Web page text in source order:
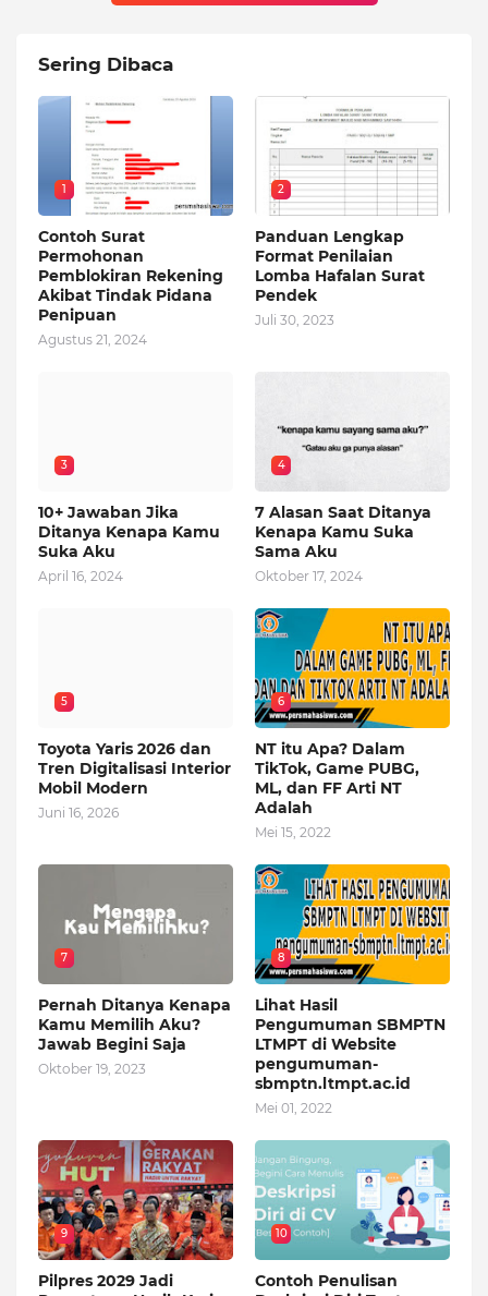
Sering Dibaca
1
Contoh Surat
Permohonan
Pemblokiran Rekening
Akibat Tindak Pidana
Penipuan
Agustus 21, 2024
2
Panduan Lengkap
Format Penilaian
Lomba Hafalan Surat
Pendek
Juli 30, 2023
3
10+ Jawaban Jika
Ditanya Kenapa Kamu
Suka Aku
April 16, 2024
4
7 Alasan Saat Ditanya
Kenapa Kamu Suka
Sama Aku
Oktober 17, 2024
5
Toyota Yaris 2026 dan
Tren Digitalisasi Interior
Mobil Modern
Juni 16, 2026
6
NT itu Apa? Dalam
TikTok, Game PUBG,
ML, dan FF Arti NT
Adalah
Mei 15, 2022
7
Pernah Ditanya Kenapa
Kamu Memilih Aku?
Jawab Begini Saja
Oktober 19, 2023
8
Lihat Hasil
Pengumuman SBMPTN
LTMPT di Website
pengumuman-
sbmptn.ltmpt.ac.id
Mei 01, 2022
9
Pilpres 2029 Jadi
10
Contoh Penulisan